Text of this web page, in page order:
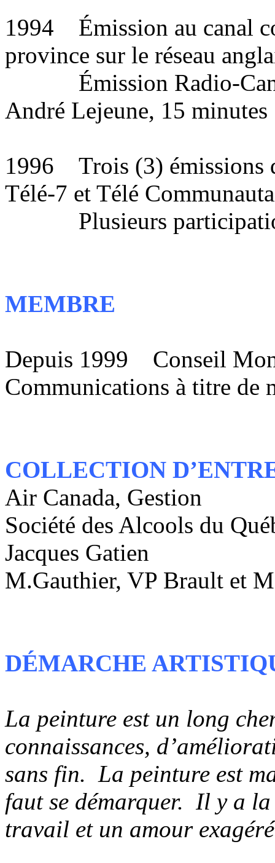
1994 Émission au canal
province sur le réseau
Émission Radio-
André Lejeune, 15 minutes
1996 Trois (3) émissions
Télé-7 et Télé
Plusieurs
MEMBRE
Depuis 1999 Conseil
Communications à titre de
COLLECTION
Air Canada, Gestion
Société des Alcools du
Jacques Gatien
M.Gauthier, VP Brault et
DÉMARCHE
La peinture est un long
connaissances,
sans fin. La peinture est
faut se démarquer. Il y a
travail et un amour